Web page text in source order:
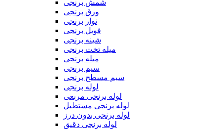
شمش برنجی
ورق برنجی
نوار برنجی
فویل برنجی
شینه برنجی
میله تخت برنجی
میله برنجی
سیم برنجی
سیم مسطح برنجی
لوله برنجی
لوله برنجی مربعی
لوله برنجی مستطیل
لوله برنجی بدون درز
لوله برنجی دقیق